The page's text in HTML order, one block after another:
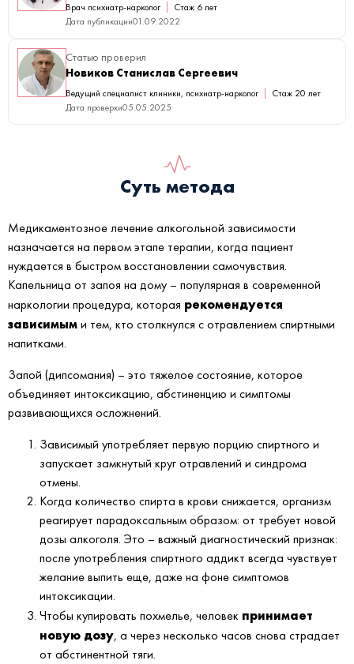
Врач психиатр-нарколог
Стаж 6 лет
Дата публикации01.09.2022
Статью проверил
Новиков Станислав Сергеевич
Ведущий специалист клиники, психиатр-нарколог
Стаж 20 лет
Дата проверки05.05.2025
Суть метода
Медикаментозное лечение алкогольной зависимости
назначается на первом этапе терапии, когда пациент
нуждается в быстром восстановлении самочувствия.
Капельница от запоя на дому – популярная в современной
наркологии процедура, которая рекомендуется
зависимым и тем, кто столкнулся с отравлением спиртными
напитками.
Запой (дипсомания) – это тяжелое состояние, которое
объединяет интоксикацию, абстиненцию и симптомы
развивающихся осложнений.
Зависимый употребляет первую порцию спиртного и
запускает замкнутый круг отравлений и синдрома
отмены.
Когда количество спирта в крови снижается, организм
реагирует парадоксальным образом: от требует новой
дозы алкоголя. Это – важный диагностический признак:
после употребления спиртного аддикт всегда чувствует
желание выпить еще, даже на фоне симптомов
интоксикации.
Чтобы купировать похмелье, человек принимает
новую дозу, а через несколько часов снова страдает
от абстинентной тяги.